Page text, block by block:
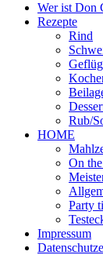
Wer ist Don
Rezepte
Rind
Rub/
HOME
On
Party
Impressum